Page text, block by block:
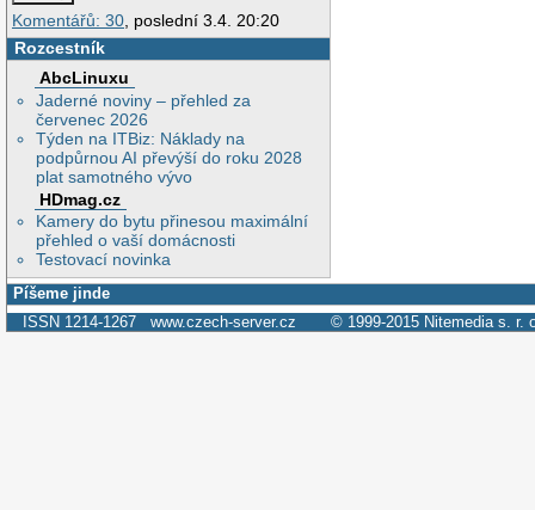
Komentářů: 30, poslední 3.4. 20:20
Rozcestník
AbcLinuxu
Jaderné noviny – přehled za
červenec 2026
Týden na ITBiz: Náklady na
podpůrnou AI převýší do roku 2028
plat samotného vývo
HDmag.cz
Kamery do bytu přinesou maximální
přehled o vaší domácnosti
Testovací novinka
Píšeme jinde
ISSN 1214-1267 www.czech-server.cz © 1999-2015 Nitemedia s. r.